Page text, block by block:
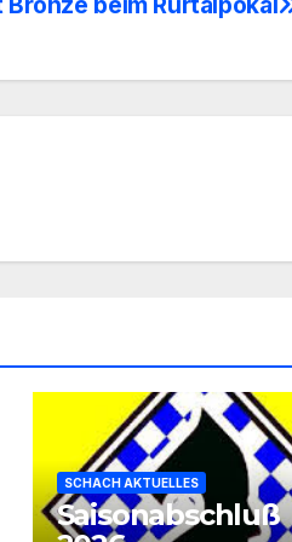
SCHACH AKTUELLES
Saisonabschluß